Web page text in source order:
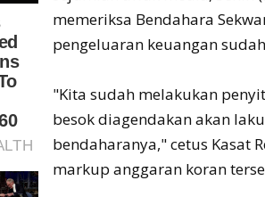
memeriksa Bendahara
pengeluaran keuangan
"Kita sudah melakukan
besok diagendakan akan
bendaharanya," cetus Kasat
markup anggaran koran